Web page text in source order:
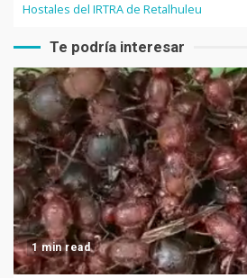
Hostales del IRTRA de Retalhuleu
Te podría interesar
1 min read